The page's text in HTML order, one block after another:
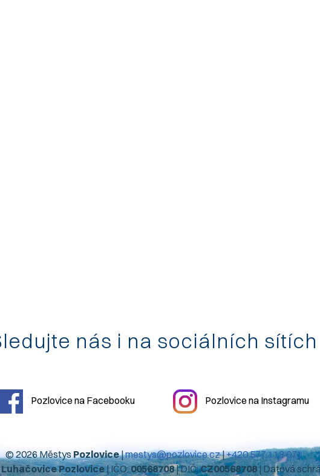
nás i na sociálních sítích
Pozlovice na Facebooku Pozlovice na Instagramu
© 2026 MěstysPozlovice|mestys@pozlovice.cz|+420 577 113 071
Luhačovice Pozlovice| IČO:00568708| DIČ:CZ00568708| Datová